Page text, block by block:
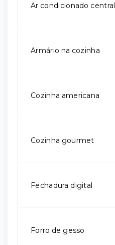
Ar condicionado central
Armário na cozinha
Cozinha americana
Cozinha gourmet
Fechadura digital
Forro de gesso